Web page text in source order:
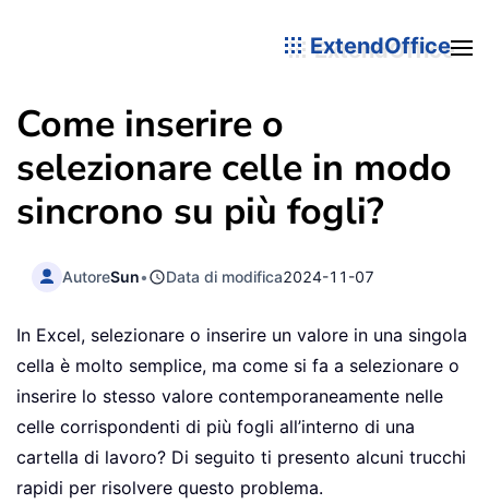
ExtendOffice
Come inserire o
selezionare celle in modo
sincrono su più fogli?
AutoreSun• Data di modifica2024-11-07
In Excel, selezionare o inserire un valore in una singola
cella è molto semplice, ma come si fa a selezionare o
inserire lo stesso valore contemporaneamente nelle
celle corrispondenti di più fogli all’interno di una
cartella di lavoro? Di seguito ti presento alcuni trucchi
rapidi per risolvere questo problema.